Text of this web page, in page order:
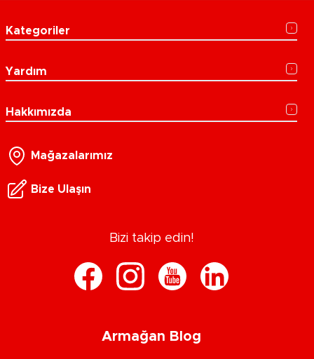
Kategoriler
Yardım
Hakkımızda
Mağazalarımız
Bize Ulaşın
Bizi takip edin!
Armağan Blog